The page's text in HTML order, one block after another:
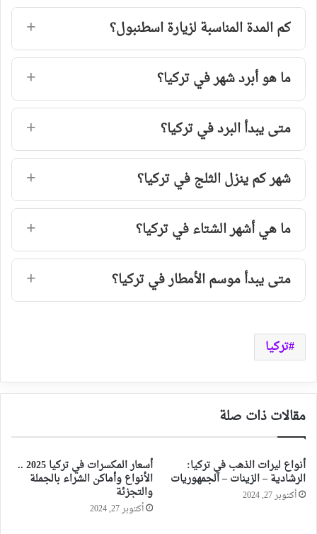
كم المدة المناسبة لزيارة اسطنبول؟
ما هو أبرد شهر في تركيا؟
متى يبدأ البرد في تركيا؟
شهر كم ينزل الثلج في تركيا؟
ما هي أشهر الشتاء في تركيا؟
متى يبدأ موسم الأمطار في تركيا؟
تركيا
مقالات ذات صلة
أنواع ليرات الذهب في تركيا:
الرشادية – الزينات – الجمهوريات
أكتوبر 27, 2024
أسعار المكسرات في تركيا 2025 ..
الأنواع وأماكن الشراء بالجملة
والتجزئة
أكتوبر 27, 2024